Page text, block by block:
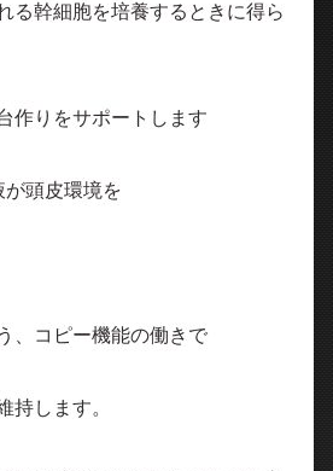
る幹細胞を培養するときに得ら
りをサポートします
が頭皮環境を
、コピー機能の働きで
します。